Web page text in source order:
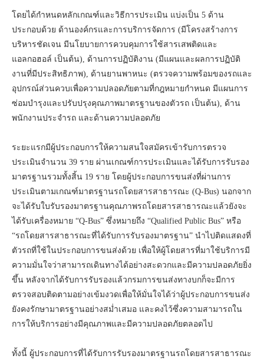
โดยได้กำหนดหลักเกณฑ์และวิธีการประเมิน แบ่งเป็น 5 ด้าน
ประกอบด้วย ด้านองค์กรและการบริการจัดการ (มีโครงสร้างการ
บริหารชัดเจน มีนโยบายการควบคุมการใช้สารเสพติดและ
แอลกอฮอล์ เป็นต้น), ด้านการปฏิบัติงาน (มีแผนและผลการปฏิบัติ
งานที่มีประสิทธิภาพ), ด้านยานพาหนะ (ตรวจความพร้อมของรถและ
อุปกรณ์ส่วนควบเพื่อความปลอดภัยตามที่กฎหมายกำหนด มีแผนการ
ซ่อมบำรุงและปรับปรุงคุณภาพมาตรฐานของตัวรถ เป็นต้น), ด้าน
พนักงานประจำรถ และด้านความปลอดภัย
ระยะแรกมีผู้ประกอบการให้ความสนใจสมัครเข้ารับการตรวจ
ประเมินจำนวน 39 ราย ผ่านเกณฑ์การประเมินและได้รับการรับรอง
มาตรฐานรวมทั้งสิ้น 19 ราย โดยผู้ประกอบการขนส่งที่ผ่านการ
ประเมินตามเกณฑ์มาตรฐานรถโดยสารสาธารณะ (Q-Bus) นอกจาก
จะได้รับใบรับรองมาตรฐานคุณภาพรถโดยสารสาธารณะแล้วยังจะ
ได้รับเครื่องหมาย “Q-Bus” ซึ่งหมายถึง “Qualified Public Bus” หรือ
“รถโดยสารสาธารณะที่ได้รับการรับรองมาตรฐาน” นำไปติดแสดงที่
ตัวรถที่ใช้ในประกอบการขนส่งด้วย เพื่อให้ผู้โดยสารที่มาใช้บริการมี
ความมั่นใจว่าสามารถเดินทางได้อย่างสะดวกและมีความปลอดภัยยิ่ง
ขึ้น หลังจากได้รับการรับรองแล้วกรมการขนส่งทางบกก็จะมีการ
ตรวจสอบติดตามอย่างเข้มงวดเพื่อให้มั่นใจได้ว่าผู้ประกอบการขนส่ง
ยังคงรักษามาตรฐานอย่างสม่ำเสมอ และคงไว้ซึ่งความสามารถใน
การให้บริการอย่างมีคุณภาพและมีความปลอดภัยตลอดไป
ทั้งนี้ ผู้ประกอบการที่ได้รับการรับรองมาตรฐานรถโดยสารสาธารณะ